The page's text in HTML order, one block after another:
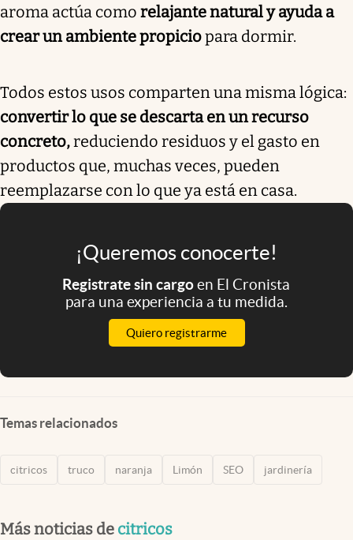
aroma actúa como relajante natural y ayuda a
crear un ambiente propiciopara dormir.
Todos estos usos comparten una misma lógica:
convertir lo que se descarta en un recurso
concreto,reduciendo residuos y el gasto en
productos que, muchas veces, pueden
reemplazarse con lo que ya está en casa.
¡Queremos conocerte!
Registrate sin cargoen El Cronista
para una experiencia a tu medida.
Quiero registrarme
Temas relacionados
citricos truco naranja Limón SEO jardinería
Más noticias de citricos